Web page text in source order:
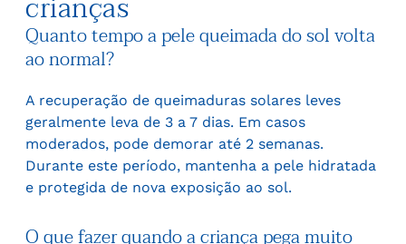
Quanto tempo a pele queimada do sol volta
ao normal?
A recuperação de queimaduras solares leves
geralmente leva de 3 a 7 dias. Em casos
moderados, pode demorar até 2 semanas.
Durante este período, mantenha a pele hidratada
e protegida de nova exposição ao sol.
O que fazer quando a criança pega muito